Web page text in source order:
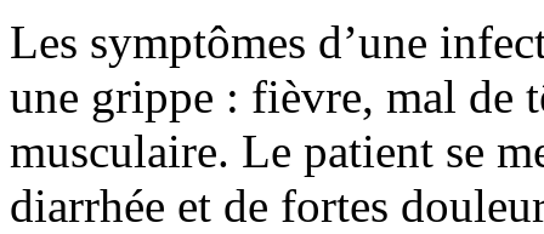
Les symptômes d’une
une grippe : fièvre, mal de
musculaire. Le patient se
diarrhée et de fortes